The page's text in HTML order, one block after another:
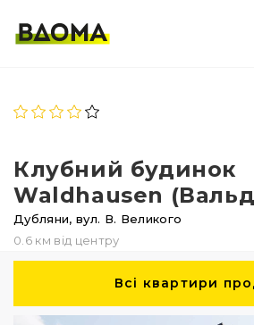
Клубний будинок
Waldhausen
Дубляни, вул. В. Великого
0.6 км від центру
Всі квартири